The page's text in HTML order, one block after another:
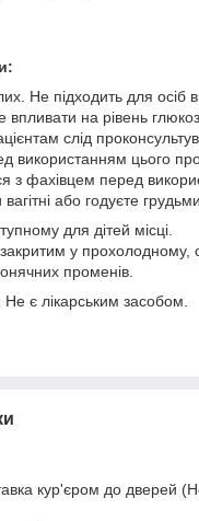
Не підходить для осіб
на рівень
слід
використанням цього
з фахівцем перед
або годуєте грудьми.
для дітей місці.
у прохолодному,
променів.
Не є лікарським засобом.
кур'єром до дверей